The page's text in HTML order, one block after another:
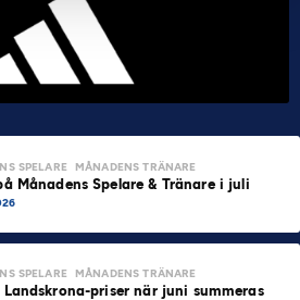
SPELARE MÅNADENS TRÄNARE
Månadens Spelare & Tränare i juli
SPELARE MÅNADENS TRÄNARE
Landskrona-priser när juni summeras